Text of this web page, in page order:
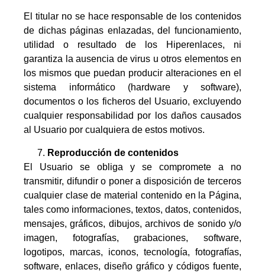
El titular no se hace responsable de los contenidos
de dichas páginas enlazadas, del funcionamiento,
utilidad o resultado de los Hiperenlaces, ni
garantiza la ausencia de virus u otros elementos en
los mismos que puedan producir alteraciones en el
sistema informático (hardware y software),
documentos o los ficheros del Usuario, excluyendo
cualquier responsabilidad por los daños causados
al Usuario por cualquiera de estos motivos.
Reproducción de contenidos
El Usuario se obliga y se compromete a no
transmitir, difundir o poner a disposición de terceros
cualquier clase de material contenido en la Página,
tales como informaciones, textos, datos, contenidos,
mensajes, gráficos, dibujos, archivos de sonido y/o
imagen, fotografías, grabaciones, software,
logotipos, marcas, iconos, tecnología, fotografías,
software, enlaces, diseño gráfico y códigos fuente,